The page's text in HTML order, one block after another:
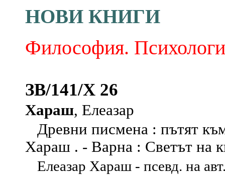
НОВИ КНИГИ
Философия.
ЗВ/141/Х 26
Хараш, Елеазар
Древни писмена : пътят
Хараш . - Варна : Светът на
Елеазар Хараш - псевд. на